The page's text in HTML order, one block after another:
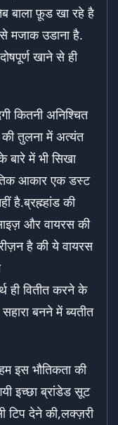
बाला फ़ूड खा रहे है
मजाक उडाना है.
खाने से ही
कितनी अनिश्चित
तुलना में अत्यंत
बारे में भी सिखा
आकार एक डस्ट
है.ब्रह्म्हांड की
और वायरस की
है की ये वायरस
ही वितीत करने के
बनने में ब्यतीत
इस भौतिकता की
इच्छा ब्रांडेड सूट
टिप देने की,लक्ज़री